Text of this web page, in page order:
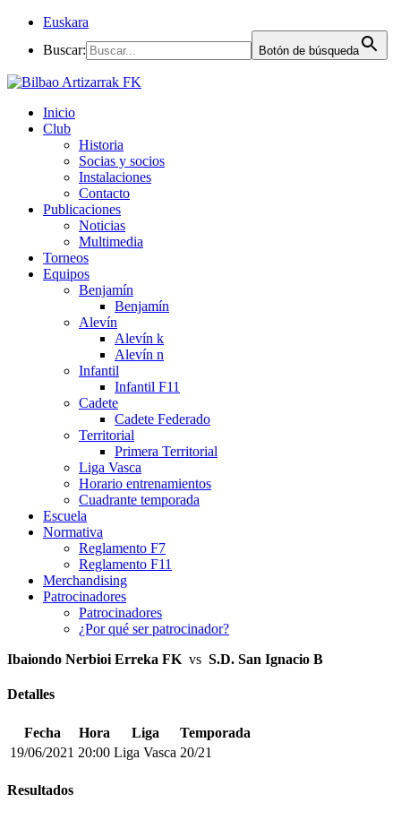
Euskara
Buscar:
Botón de búsqueda
Inicio
Club
Historia
Socias y socios
Instalaciones
Contacto
Publicaciones
Noticias
Multimedia
Torneos
Equipos
Benjamín
Benjamín
Alevín
Alevín k
Alevín n
Infantil
Infantil F11
Cadete
Cadete Federado
Territorial
Primera Territorial
Liga Vasca
Horario entrenamientos
Cuadrante temporada
Escuela
Normativa
Reglamento F7
Reglamento F11
Merchandising
Patrocinadores
Patrocinadores
¿Por qué ser patrocinador?
Ibaiondo Nerbioi Erreka FK vs S.D. San Ignacio B
Detalles
Fecha Hora Liga
Temporada
19/06/2021 20:00 Liga Vasca 20/21
Resultados